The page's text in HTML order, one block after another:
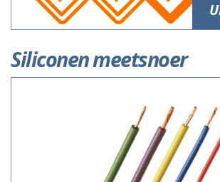
Siliconen meetsnoer